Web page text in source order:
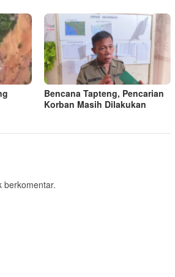
Bencana Tapteng, Pencarian
Korban Masih Dilakukan
berkomentar.